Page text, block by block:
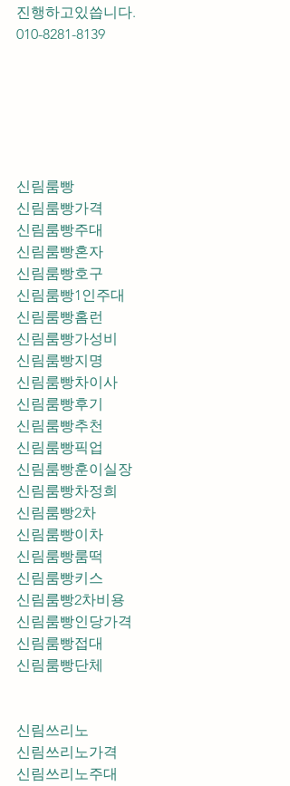
진행하고있씁니다.
010-8281-8139
신림룸빵
신림룸빵가격
신림룸빵주대
신림룸빵혼자
신림룸빵호구
신림룸빵1인주대
신림룸빵홈런
신림룸빵가성비
신림룸빵지명
신림룸빵차이사
신림룸빵후기
신림룸빵추천
신림룸빵훈이실장
신림룸빵차정희
신림룸빵2차
신림룸빵이차
신림룸빵룸떡
신림룸빵키스
신림룸빵2차비용
신림룸빵인당가격
신림룸빵접대
신림룸빵단체
신림쓰리노
신림쓰리노가격
신림쓰리노주대